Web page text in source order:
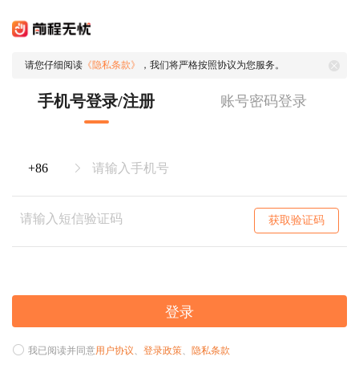
请您仔细阅读 《隐私条款》 ，我们将严格按照协议为您服务。
手机号登录/注册 账号密码登录
获取验证码
登录
我已阅读并同意用户协议、 登录政策、 隐私条款